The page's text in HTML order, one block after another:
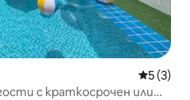
Средна
5 (3)
с краткосрочен или